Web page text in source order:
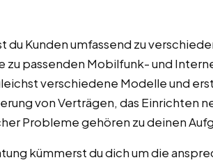
du Kunden umfassend zu
zu passenden Mobilfunk- und
verschiedene Modelle und
von Verträgen, das Einrichten
Probleme gehören zu deinen
kümmerst du dich um die